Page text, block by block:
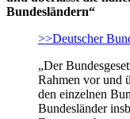
Bundesländern“
>>Deutscher
„Der
Rahmen vor und
den einzelnen
Bundesländer